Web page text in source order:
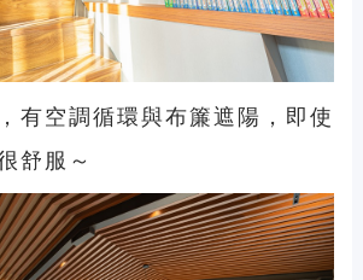
有空調循環與布簾遮陽，即使
舒服～